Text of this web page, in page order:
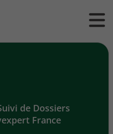
Ouvrir
/
le
de Dossiers
France